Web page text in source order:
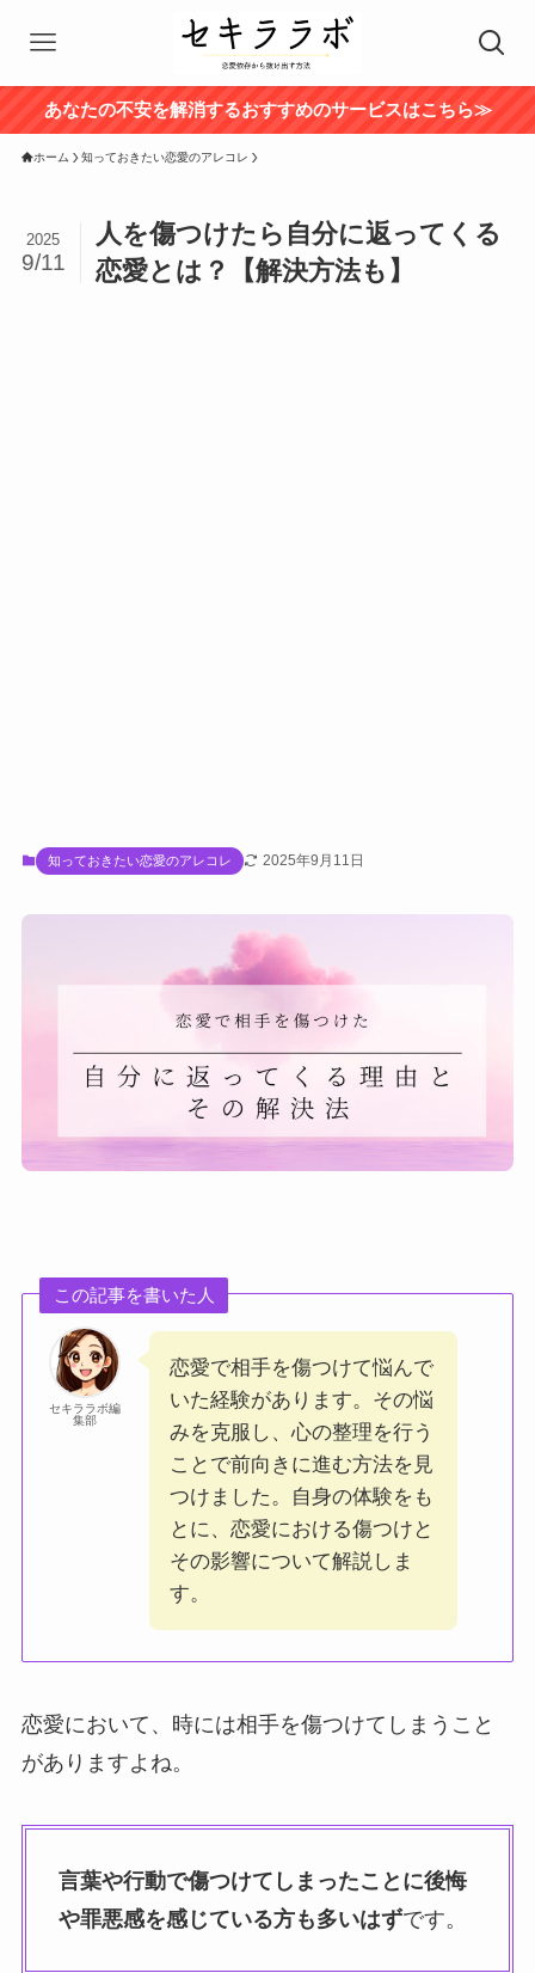
あなたの不安を解消するおすすめのサービスはこちら≫
ホーム 知っておきたい恋愛のアレコレ
人を傷つけたら自分に返ってくる
恋愛とは？【解決方法も】
2025
9/11
知っておきたい恋愛のアレコレ 2025年9月11日
この記事を書いた人
セキララボ編
集部
恋愛で相手を傷つけて悩んで
いた経験があります。その悩
みを克服し、心の整理を行う
ことで前向きに進む方法を見
つけました。自身の体験をも
とに、恋愛における傷つけと
その影響について解説しま
す。
恋愛において、時には相手を傷つけてしまうこと
がありますよね。
言葉や行動で傷つけてしまったことに後悔
や罪悪感を感じている方も多いはずです。